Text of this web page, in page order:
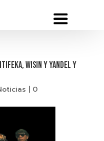
WISIN Y YANDEL Y
0